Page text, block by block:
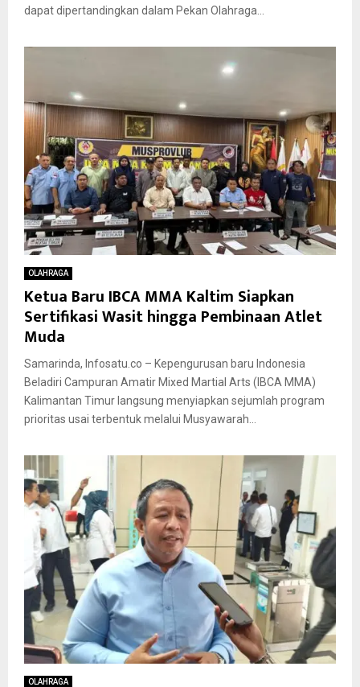
dapat dipertandingkan dalam Pekan Olahraga...
OLAHRAGA
Ketua Baru IBCA MMA Kaltim Siapkan
Sertifikasi Wasit hingga Pembinaan Atlet
Muda
Samarinda, Infosatu.co – Kepengurusan baru Indonesia
Beladiri Campuran Amatir Mixed Martial Arts (IBCA MMA)
Kalimantan Timur langsung menyiapkan sejumlah program
prioritas usai terbentuk melalui Musyawarah...
OLAHRAGA